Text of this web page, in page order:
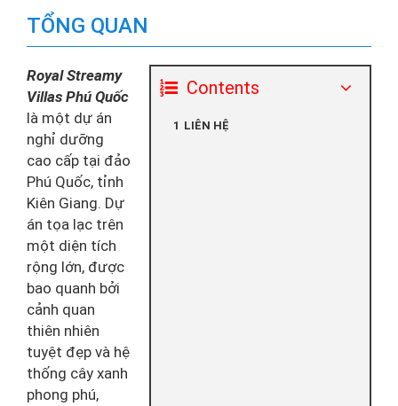
TỔNG QUAN
Contents
LIÊN HỆ
Royal Streamy
Villas Phú Quốc
là một dự án
nghỉ dưỡng
cao cấp tại đảo
Phú Quốc, tỉnh
Kiên Giang. Dự
án tọa lạc trên
một diện tích
rộng lớn, được
bao quanh bởi
cảnh quan
thiên nhiên
tuyệt đẹp và hệ
thống cây xanh
phong phú,